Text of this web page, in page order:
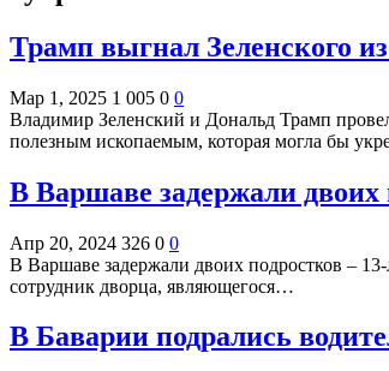
Трамп выгнал Зеленского
Мар 1, 2025 1 005 0 0
Владимир Зеленский и Дональд Трамп
полезным ископаемым, которая могла бы
В Варшаве задержали двоих
Апр 20, 2024 326 0 0
В Варшаве задержали двоих подростков –
сотрудник дворца, являющегося…
В Баварии подрались